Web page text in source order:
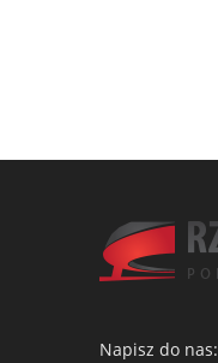
Napisz do nas: